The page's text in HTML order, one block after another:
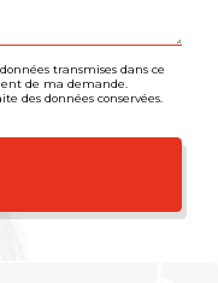
transmises dans ce
de ma demande.
des données conservées.